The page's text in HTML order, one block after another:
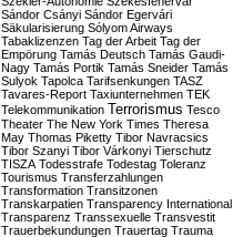
Sándor Csányi Sándor Egervári
Säkularisierung Sólyom Airways
Tabaklizenzen Tag der Arbeit Tag der
Empörung Tamás Deutsch Tamás Gaudi-
Nagy Tamás Portik Tamás Sneider Tamás
Sulyok Tapolca Tarifsenkungen TASZ
Tavares-Report Taxiunternehmen TEK
Telekommunikation Terrorismus Tesco
Theater The New York Times Theresa
May Thomas Piketty Tibor Navracsics
Tibor Szanyi Tibor Várkonyi Tierschutz
TISZA Todesstrafe Todestag Toleranz
Tourismus Transferzahlungen
Transformation Transitzonen
Transkarpatien Transparency International
Transparenz Transsexuelle Transvestit
Trauerbekundungen Trauertag Trauma